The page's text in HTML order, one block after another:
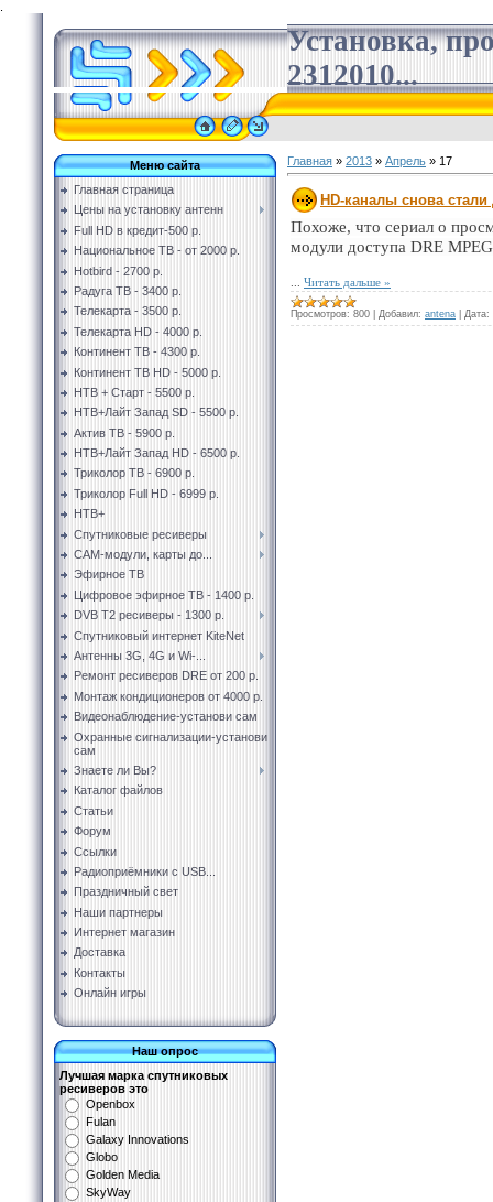
Установка,
2312010...
Меню сайта
Главная страница
Цены на установку антенн
Full HD в кредит-500 р.
Национальное ТВ - от 2000 р.
Hotbird - 2700 р.
Радуга ТВ - 3400 р.
Телекарта - 3500 р.
Телекарта HD - 4000 р.
Континент ТВ - 4300 р.
Континент ТВ HD - 5000 р.
НТВ + Старт - 5500 р.
НТВ+Лайт Запад SD - 5500 р.
Актив ТВ - 5900 р.
НТВ+Лайт Запад HD - 6500 р.
Триколор ТВ - 6900 р.
Триколор Full HD - 6999 р.
НТВ+
Спутниковые ресиверы
CAM-модули, карты до...
Эфирное ТВ
Цифровое эфирное ТВ - 1400 р.
DVB T2 ресиверы - 1300 р.
Спутниковый интернет KiteNet
Антенны 3G, 4G и Wi-...
Ремонт ресиверов DRE от 200 р.
Монтаж кондиционеров от 4000 р.
Видеонаблюдение-установи сам
Охранные сигнализации-установи
сам
Знаете ли Вы?
Каталог файлов
Статьи
Форум
Ссылки
Радиоприёмники с USB...
Праздничный свет
Наши партнеры
Интернет магазин
Доставка
Контакты
Онлайн игры
Наш опрос
Лучшая марка спутниковых
ресиверов это
Openbox
Fulan
Galaxy Innovations
Globo
Golden Media
SkyWay
Главная » 2013 » Апрель » 17
HD-каналы снова
Похоже, что сериал о
модули доступа DRE
Читать дальше »
Просмотров: 800 Добавил: antena Дата: